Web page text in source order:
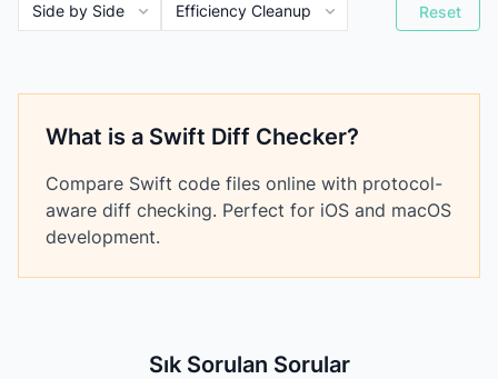
Reset
What is a Swift Diff Checker?
Compare Swift code files online with protocol-
aware diff checking. Perfect for iOS and macOS
development.
Sık Sorulan Sorular